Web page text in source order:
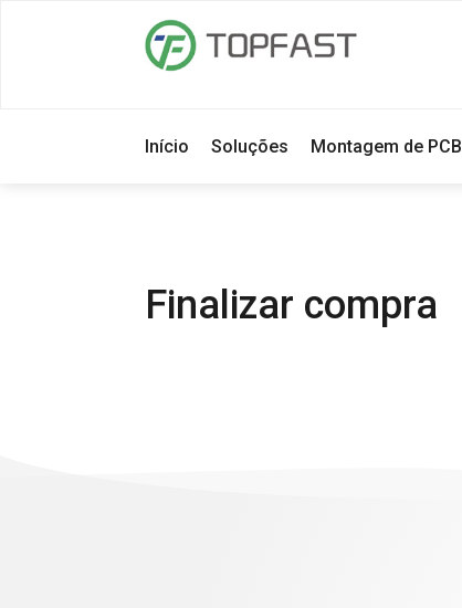
Início Soluções Montagem de PCB
Finalizar compra